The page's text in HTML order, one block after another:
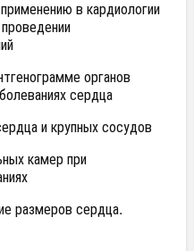
в кардиологии
органов
сердца
и крупных сосудов
камер при
размеров сердца.